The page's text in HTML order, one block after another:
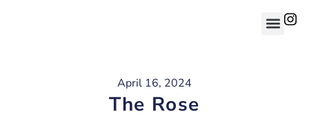
April 16, 2024
The Rose